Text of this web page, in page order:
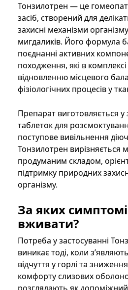
Тонзилотрен — це
засіб, створений для
захисні механізми
мигдаликів. Його формула
поєднанні активних
походження, які в
відновленню місцевого
фізіологічних процесів у
Препарат виготовляється у
таблеток для
поступове вивільнення
Тонзилотрен вирізняється
продуманим складом,
підтримку природних
організму.
За яких
вживати?
Потреба у застосуванні
виникає тоді, коли
відчуття у горлі та
комфорту слизових